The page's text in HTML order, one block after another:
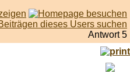
Antwort 5